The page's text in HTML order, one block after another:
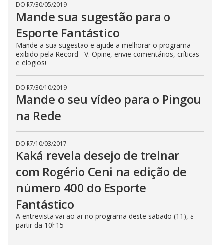
DO R7/30/05/2019
Mande sua sugestão para o
Esporte Fantástico
Mande a sua sugestão e ajude a melhorar o programa
exibido pela Record TV. Opine, envie comentários, críticas
e elogios!
DO R7/30/10/2019
Mande o seu vídeo para o Pingou
na Rede
DO R7/10/03/2017
Kaká revela desejo de treinar
com Rogério Ceni na edição de
número 400 do Esporte
Fantástico
A entrevista vai ao ar no programa deste sábado (11), a
partir da 10h15